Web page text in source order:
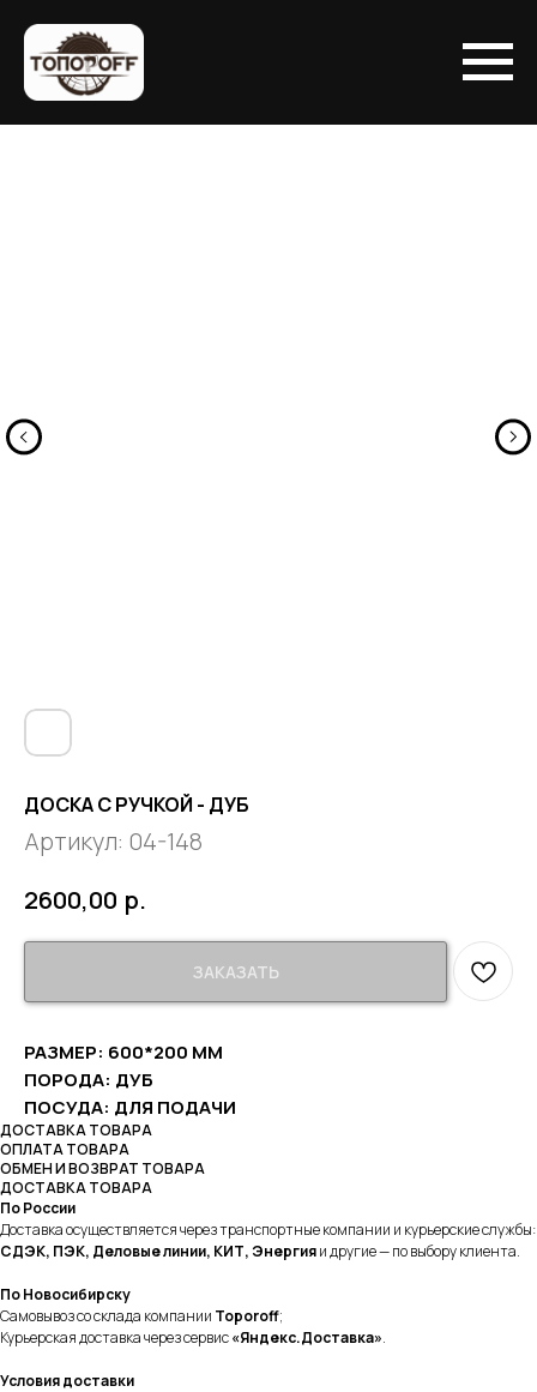
ДОСКА С РУЧКОЙ - ДУБ
Артикул: 04-148
2600,00 р.
ЗАКАЗАТЬ
РАЗМЕР: 600*200 ММ
ПОРОДА: ДУБ
ПОСУДА: ДЛЯ ПОДАЧИ
ДОСТАВКА ТОВАРА
ОПЛАТА ТОВАРА
ОБМЕН И ВОЗВРАТ ТОВАРА
ДОСТАВКА ТОВАРА
По России
Доставка осуществляется через транспортные компании и курьерские службы:
СДЭК, ПЭК, Деловые линии, КИТ, Энергияи другие — по выбору клиента.
По Новосибирску
Самовывоз со склада компании Toporoff;
Курьерская доставка через сервис«Яндекс.Доставка».
Условия доставки